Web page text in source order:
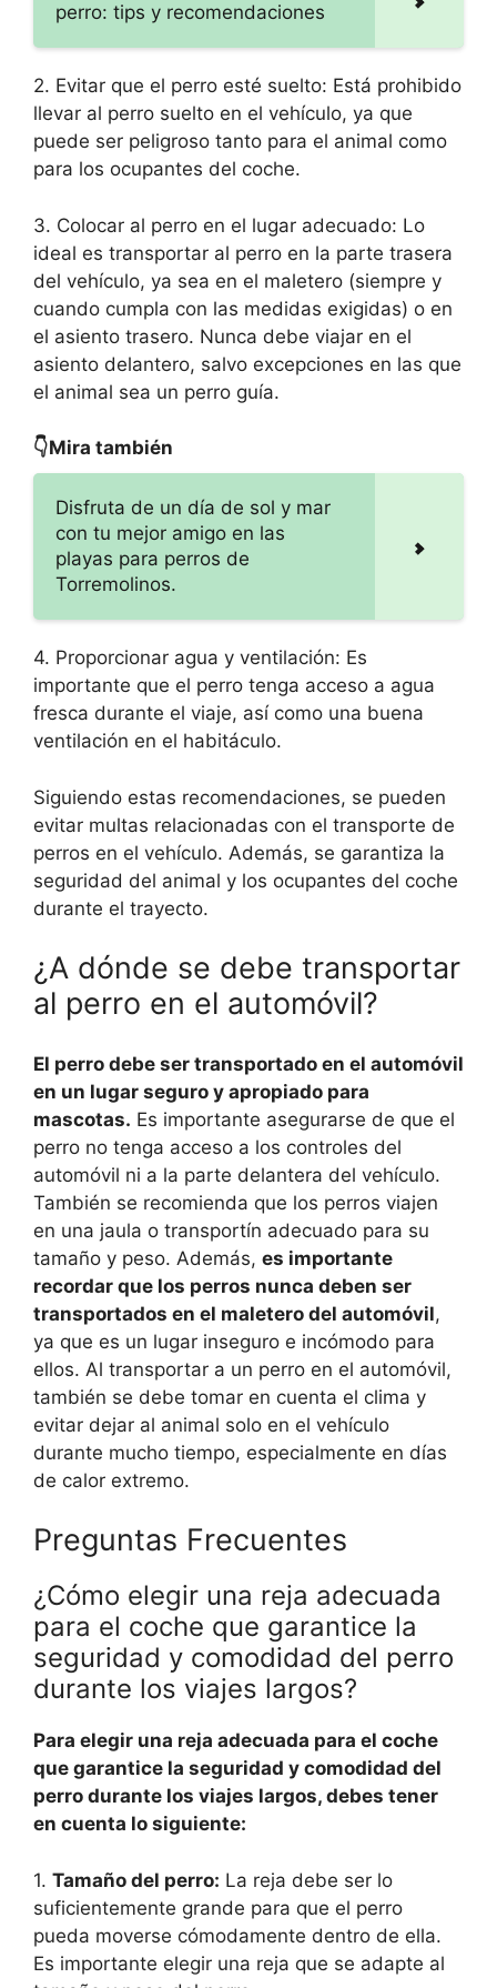
perro: tips y recomendaciones
2. Evitar que el perro esté suelto: Está prohibido
llevar al perro suelto en el vehículo, ya que
puede ser peligroso tanto para el animal como
para los ocupantes del coche.
3. Colocar al perro en el lugar adecuado: Lo
ideal es transportar al perro en la parte trasera
del vehículo, ya sea en el maletero (siempre y
cuando cumpla con las medidas exigidas) o en
el asiento trasero. Nunca debe viajar en el
asiento delantero, salvo excepciones en las que
el animal sea un perro guía.
👇Mira también
Disfruta de un día de sol y mar
con tu mejor amigo en las
playas para perros de
Torremolinos.
4. Proporcionar agua y ventilación: Es
importante que el perro tenga acceso a agua
fresca durante el viaje, así como una buena
ventilación en el habitáculo.
Siguiendo estas recomendaciones, se pueden
evitar multas relacionadas con el transporte de
perros en el vehículo. Además, se garantiza la
seguridad del animal y los ocupantes del coche
durante el trayecto.
¿A dónde se debe transportar
al perro en el automóvil?
El perro debe ser transportado en el automóvil
en un lugar seguro y apropiado para
mascotas. Es importante asegurarse de que el
perro no tenga acceso a los controles del
automóvil ni a la parte delantera del vehículo.
También se recomienda que los perros viajen
en una jaula o transportín adecuado para su
tamaño y peso. Además, es importante
recordar que los perros nunca deben ser
transportados en el maletero del automóvil,
ya que es un lugar inseguro e incómodo para
ellos. Al transportar a un perro en el automóvil,
también se debe tomar en cuenta el clima y
evitar dejar al animal solo en el vehículo
durante mucho tiempo, especialmente en días
de calor extremo.
Preguntas Frecuentes
¿Cómo elegir una reja adecuada
para el coche que garantice la
seguridad y comodidad del perro
durante los viajes largos?
Para elegir una reja adecuada para el coche
que garantice la seguridad y comodidad del
perro durante los viajes largos, debes tener
en cuenta lo siguiente:
1. Tamaño del perro: La reja debe ser lo
suficientemente grande para que el perro
pueda moverse cómodamente dentro de ella.
Es importante elegir una reja que se adapte al